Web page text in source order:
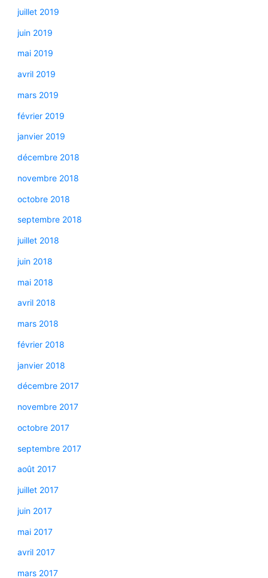
juillet 2019
juin 2019
mai 2019
avril 2019
mars 2019
février 2019
janvier 2019
décembre 2018
novembre 2018
octobre 2018
septembre 2018
juillet 2018
juin 2018
mai 2018
avril 2018
mars 2018
février 2018
janvier 2018
décembre 2017
novembre 2017
octobre 2017
septembre 2017
août 2017
juillet 2017
juin 2017
mai 2017
avril 2017
mars 2017